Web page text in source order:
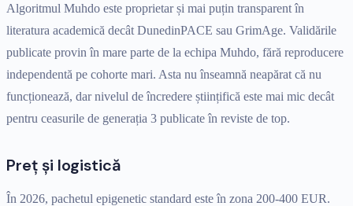
Algoritmul Muhdo este proprietar și mai puțin transparent în
literatura academică decât DunedinPACE sau GrimAge. Validările
publicate provin în mare parte de la echipa Muhdo, fără reproducere
independentă pe cohorte mari. Asta nu înseamnă neapărat că nu
funcționează, dar nivelul de încredere științifică este mai mic decât
pentru ceasurile de generația 3 publicate în reviste de top.
Preț și logistică
În 2026, pachetul epigenetic standard este în zona 200-400 EUR.